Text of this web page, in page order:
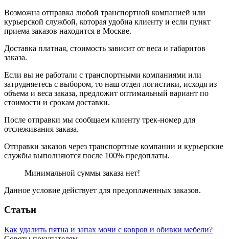
Возможна отправка любой транспортной компанией или
курьерской службой, которая удобна клиенту и если пункт
приема заказов находится в Москве.
Доставка платная, стоимость зависит от веса и габаритов
заказа.
Если вы не работали с транспортными компаниями или
затрудняетесь с выбором, то наш отдел логистики, исходя из
объема и веса заказа, предложит оптимальный вариант по
стоимости и срокам доставки.
После отправки мы сообщаем клиенту трек-номер для
отслеживания заказа.
Отправки заказов через транспортные компании и курьерские
службы выполняются после 100% предоплаты.
Минимальной суммы заказа нет!
Данное условие действует для предоплаченных заказов.
Статьи
Как удалить пятна и запах мочи с ковров и обивки мебели?